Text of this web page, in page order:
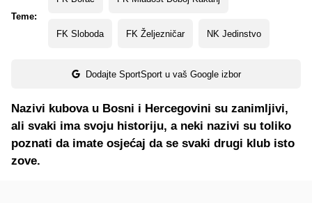
Teme:
FK Sloboda FK Željezničar NK Jedinstvo
Dodajte SportSport u vaš Google izbor
Nazivi kubova u Bosni i Hercegovini su zanimljivi,
ali svaki ima svoju historiju, a neki nazivi su toliko
poznati da imate osjećaj da se svaki drugi klub isto
zove.